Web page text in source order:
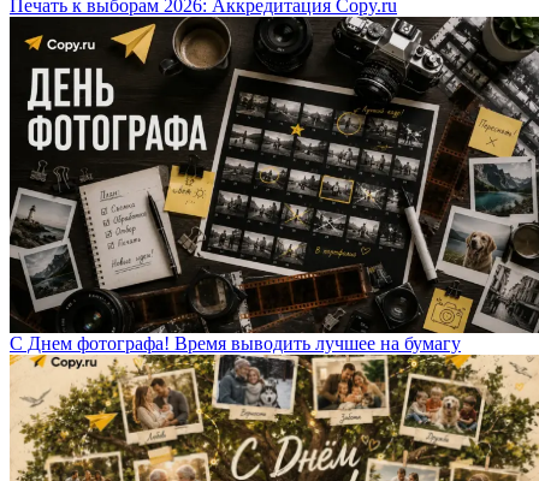
Печать к выборам 2026: Аккредитация Copy.ru
С Днем фотографа! Время выводить лучшее на бумагу